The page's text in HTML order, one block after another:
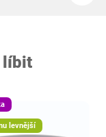
líbit
levnější